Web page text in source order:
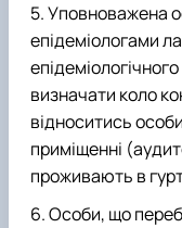
Уповноважена
епідеміологами
визначати коло
відноситись
приміщенні
проживають в
Особи, що